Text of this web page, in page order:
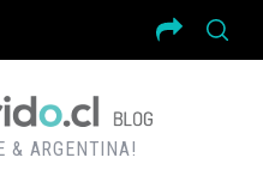
& ARGENTINA!